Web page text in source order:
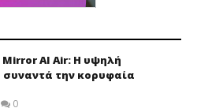
Mirror AI Air: Η υψηλή
συναντά την κορυφαία
0